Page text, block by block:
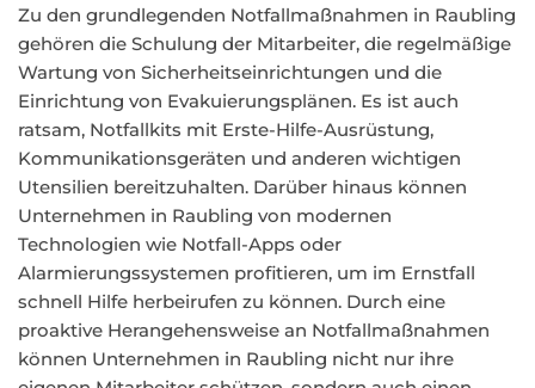
Zu den grundlegenden Notfallmaßnahmen in Raubling
gehören die Schulung der Mitarbeiter, die regelmäßige
Wartung von Sicherheitseinrichtungen und die
Einrichtung von Evakuierungsplänen. Es ist auch
ratsam, Notfallkits mit Erste-Hilfe-Ausrüstung,
Kommunikationsgeräten und anderen wichtigen
Utensilien bereitzuhalten. Darüber hinaus können
Unternehmen in Raubling von modernen
Technologien wie Notfall-Apps oder
Alarmierungssystemen profitieren, um im Ernstfall
schnell Hilfe herbeirufen zu können. Durch eine
proaktive Herangehensweise an Notfallmaßnahmen
können Unternehmen in Raubling nicht nur ihre